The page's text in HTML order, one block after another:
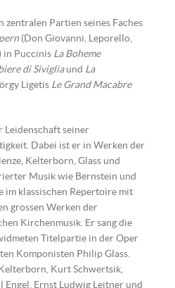
zentralen Partien seines Faches
(Don Giovanni, Leporello,
in Puccinis La Boheme
di Sivigliaund La
Ligetis Le Grand Macabre
Leidenschaft seiner
Dabei ist er in Werken der
Kelterborn, Glass und
Musik wie Bernstein und
im klassischen Repertoire mit
grossen Werken der
Kirchenmusik. Er sang die
Titelpartie in der Oper
Komponisten Philip Glass.
Kurt Schwertsik,
Engel, Ernst Ludwig Leitner und